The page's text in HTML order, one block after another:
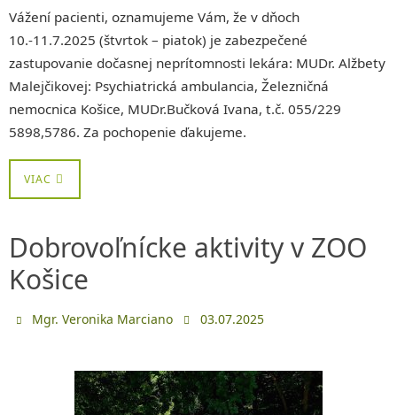
Vážení pacienti, oznamujeme Vám, že v dňoch
10.-11.7.2025 (štvrtok – piatok) je zabezpečené
zastupovanie dočasnej neprítomnosti lekára: MUDr. Alžbety
Malejčikovej: Psychiatrická ambulancia, Železničná
nemocnica Košice, MUDr.Bučková Ivana, t.č. 055/229
5898,5786. Za pochopenie ďakujeme.
VIAC
Dobrovoľnícke aktivity v ZOO
Košice
Mgr. Veronika Marciano 03.07.2025